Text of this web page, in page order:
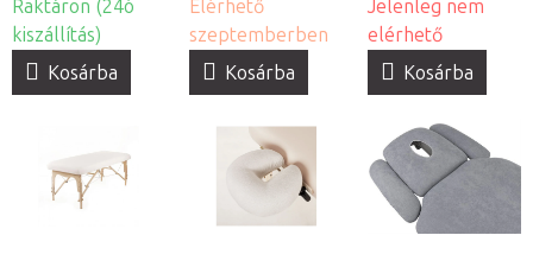
Raktáron (24ó
kiszállítás)
Kosárba
Elérhető
szeptemberben
Kosárba
Jelenleg nem
elérhető
Kosárba